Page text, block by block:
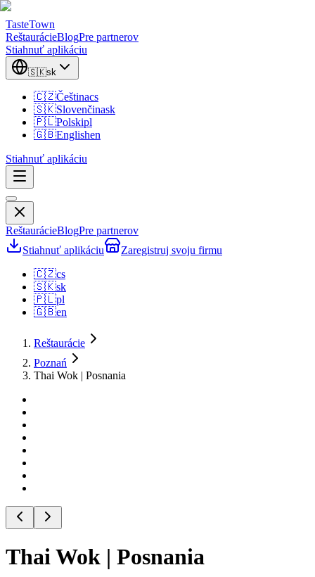
TasteTown
ReštaurácieBlogPre partnerov
Stiahnuť aplikáciu
🇸🇰sk
🇨🇿Češtinacs
🇸🇰Slovenčinask
🇵🇱Polskipl
🇬🇧Englishen
Stiahnuť aplikáciu
ReštaurácieBlogPre partnerov
Stiahnuť aplikáciu
Zaregistruj svoju firmu
🇨🇿cs
🇸🇰sk
🇵🇱pl
🇬🇧en
Reštaurácie
Poznań
Thai Wok | Posnania
Thai Wok | Posnania